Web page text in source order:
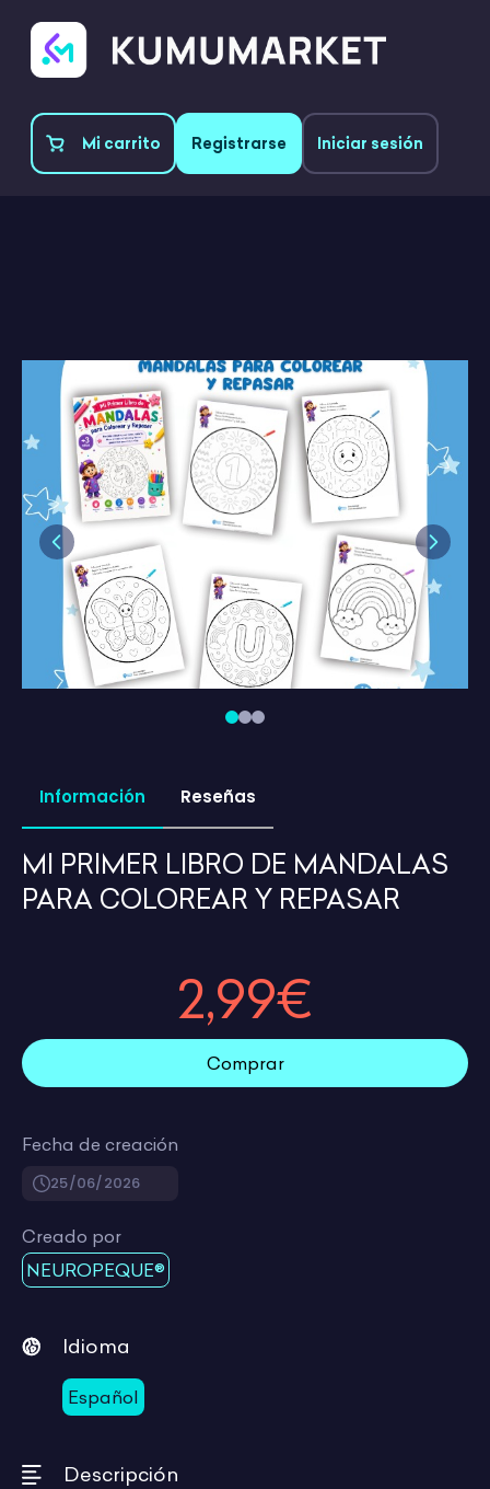
Mi carrito Registrarse Iniciar sesión
Previous Next
Información Reseñas
MI PRIMER LIBRO DE MANDALAS
PARA COLOREAR Y REPASAR
Fecha de creación
25/06/2026
Creado por
NEUROPEQUE®
Idioma
Español
Descripción
2,99€
Comprar